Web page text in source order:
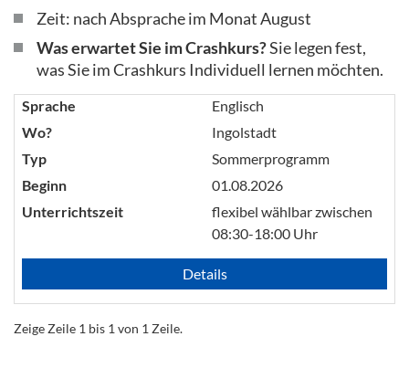
Zeit: nach Absprache im Monat August
Was erwartet Sie im Crashkurs?Sie legen fest,
was Sie im Crashkurs Individuell lernen möchten.
Sprache
Englisch
Wo?
Ingolstadt
Typ
Sommerprogramm
Beginn
01.08.2026
Unterrichtszeit
flexibel wählbar zwischen
08:30-18:00 Uhr
Details
Zeige Zeile 1 bis 1 von 1 Zeile.